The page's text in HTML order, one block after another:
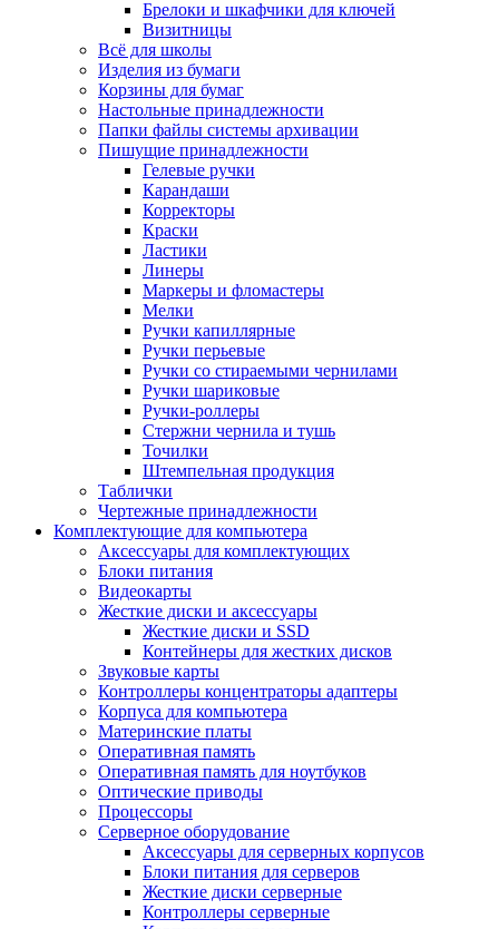
Брелоки и шкафчики для ключей
Визитницы
Всё для школы
Изделия из бумаги
Корзины для бумаг
Настольные принадлежности
Папки файлы системы архивации
Пишущие принадлежности
Гелевые ручки
Карандаши
Корректоры
Краски
Ластики
Линеры
Маркеры и фломастеры
Мелки
Ручки капиллярные
Ручки перьевые
Ручки со стираемыми чернилами
Ручки шариковые
Ручки-роллеры
Стержни чернила и тушь
Точилки
Штемпельная продукция
Таблички
Чертежные принадлежности
Комплектующие для компьютера
Аксессуары для комплектующих
Блоки питания
Видеокарты
Жесткие диски и аксессуары
Жесткие диски и SSD
Контейнеры для жестких дисков
Звуковые карты
Контроллеры концентраторы адаптеры
Корпуса для компьютера
Материнские платы
Оперативная память
Оперативная память для ноутбуков
Оптические приводы
Процессоры
Серверное оборудование
Аксессуары для серверных корпусов
Блоки питания для серверов
Жесткие диски серверные
Контроллеры серверные